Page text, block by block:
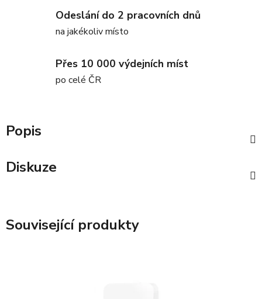
Odeslání do 2 pracovních dnů
na jakékoliv místo
Přes 10 000 výdejních míst
po celé ČR
Popis
Diskuze
Související produkty